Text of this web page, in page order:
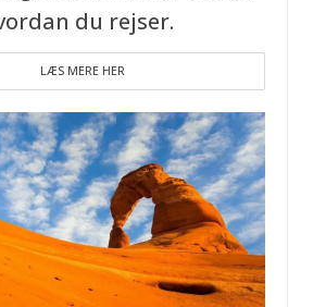
du rejser.
LÆS MERE HER